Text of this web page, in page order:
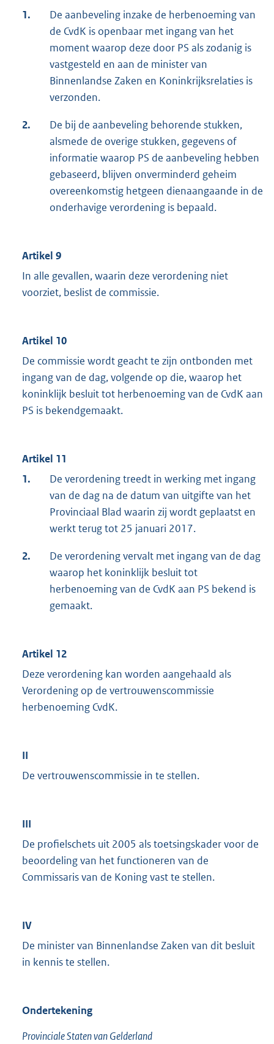
1.
De aanbeveling inzake de herbenoeming van
de CvdK is openbaar met ingang van het
moment waarop deze door PS als zodanig is
vastgesteld en aan de minister van
Binnenlandse Zaken en Koninkrijksrelaties is
verzonden.
2.
De bij de aanbeveling behorende stukken,
alsmede de overige stukken, gegevens of
informatie waarop PS de aanbeveling hebben
gebaseerd, blijven onverminderd geheim
overeenkomstig hetgeen dienaangaande in de
onderhavige verordening is bepaald.
Artikel 9
In alle gevallen, waarin deze verordening niet
voorziet, beslist de commissie.
Artikel 10
De commissie wordt geacht te zijn ontbonden met
ingang van de dag, volgende op die, waarop het
koninklijk besluit tot herbenoeming van de CvdK aan
PS is bekendgemaakt.
Artikel 11
1.
De verordening treedt in werking met ingang
van de dag na de datum van uitgifte van het
Provinciaal Blad waarin zij wordt geplaatst en
werkt terug tot 25 januari 2017.
2.
De verordening vervalt met ingang van de dag
waarop het koninklijk besluit tot
herbenoeming van de CvdK aan PS bekend is
gemaakt.
Artikel 12
Deze verordening kan worden aangehaald als
Verordening op de vertrouwenscommissie
herbenoeming CvdK.
II
De vertrouwenscommissie in te stellen.
III
De profielschets uit 2005 als toetsingskader voor de
beoordeling van het functioneren van de
Commissaris van de Koning vast te stellen.
IV
De minister van Binnenlandse Zaken van dit besluit
in kennis te stellen.
Ondertekening
Provinciale Staten van Gelderland